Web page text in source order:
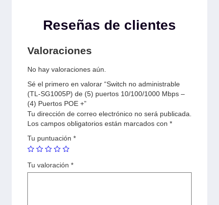
Reseñas de clientes
Valoraciones
No hay valoraciones aún.
Sé el primero en valorar “Switch no administrable
(TL-SG1005P) de (5) puertos 10/100/1000 Mbps –
(4) Puertos POE +”
Tu dirección de correo electrónico no será publicada.
Los campos obligatorios están marcados con *
Tu puntuación *
Tu valoración *